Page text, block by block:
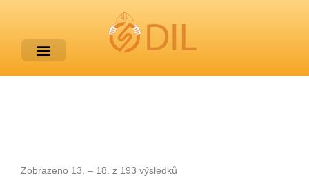
Zobrazeno 13. – 18. z 193 výsledků